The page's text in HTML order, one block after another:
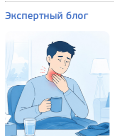
Экспертный блог